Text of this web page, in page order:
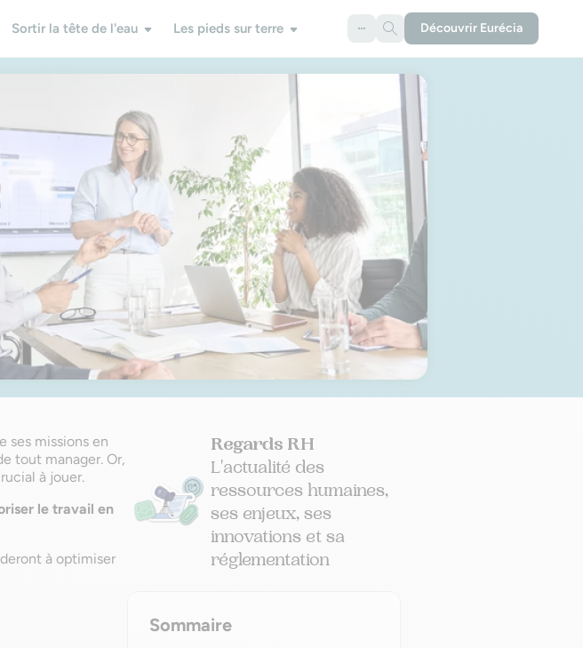
Sortir la tête de l'eau Les pieds sur terre Découvrir Eurécia
ses missions en
tout manager. Or,
à jouer.
le travail en
à optimiser
Regards RH
L'actualité des
ressources humaines,
ses enjeux, ses
innovations et sa
réglementation
Sommaire